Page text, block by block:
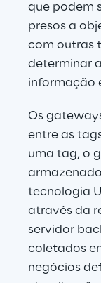
que podem
presos a
com outras
determinar
informação
Os
entre as
uma tag, o
tecnologia
através da
servidor
coletados
negócios